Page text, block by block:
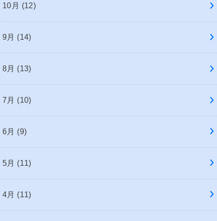
10月 (12)
9月 (14)
8月 (13)
7月 (10)
6月 (9)
5月 (11)
4月 (11)